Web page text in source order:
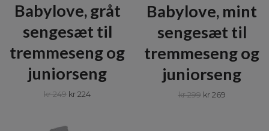
Babylove, gråt
sengesæt til
tremmeseng og
juniorseng
kr 249 kr 224
Babylove, mint
sengesæt til
tremmeseng og
juniorseng
kr 299 kr 269